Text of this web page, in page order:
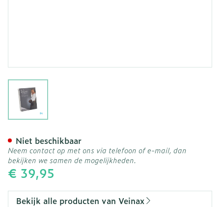
View larger image
€ 39,95
Niet beschikbaar
Neem contact op met ons via telefoon of e-mail, dan
bekijken we samen de mogelijkheden.
Bekijk alle producten van Veinax